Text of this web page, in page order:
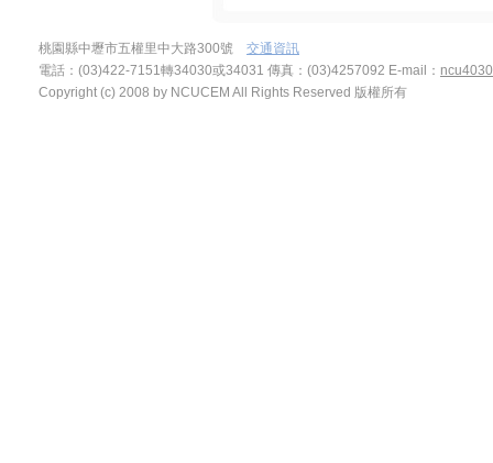
桃園縣中壢市五權里中大路300號 交通資訊
電話：(03)422-7151轉34030或34031 傳真：(03)4257092 E-mail：
Copyright (c) 2008 by NCUCEM All Rights Reserved 版權所有